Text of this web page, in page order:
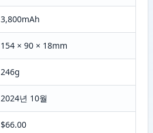
3,800mAh
154 × 90 × 18mm
246g
2024년 10월
$66.00